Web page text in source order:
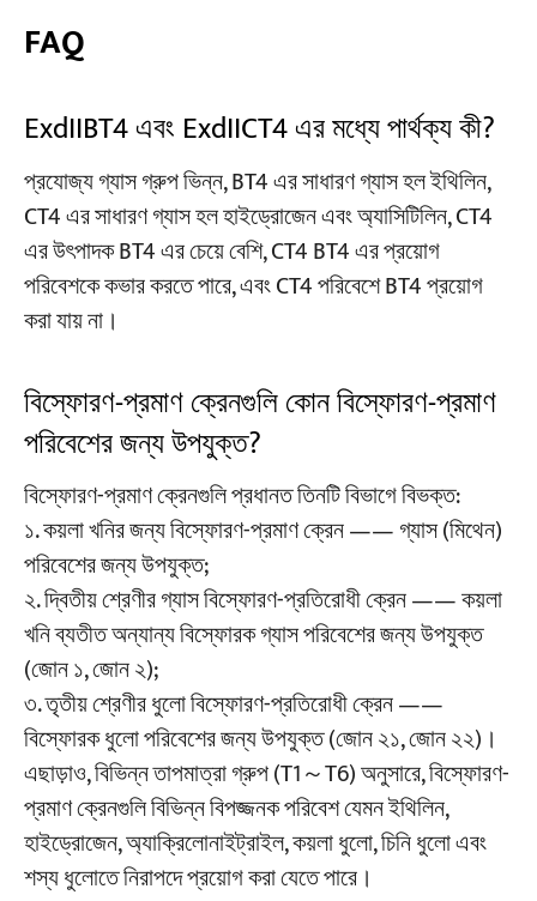
FAQ
ExdIIBT4 এবং ExdIICT4 এর মধ্যে পার্থক্য কী?
প্রযোজ্য গ্যাস গ্রুপ ভিন্ন, BT4 এর সাধারণ গ্যাস হল ইথিলিন,
CT4 এর সাধারণ গ্যাস হল হাইড্রোজেন এবং অ্যাসিটিলিন, CT4
এর উৎপাদক BT4 এর চেয়ে বেশি, CT4 BT4 এর প্রয়োগ
পরিবেশকে কভার করতে পারে, এবং CT4 পরিবেশে BT4 প্রয়োগ
করা যায় না।
বিস্ফোরণ-প্রমাণ ক্রেনগুলি কোন বিস্ফোরণ-প্রমাণ
পরিবেশের জন্য উপযুক্ত?
বিস্ফোরণ-প্রমাণ ক্রেনগুলি প্রধানত তিনটি বিভাগে বিভক্ত:
১. কয়লা খনির জন্য বিস্ফোরণ-প্রমাণ ক্রেন —— গ্যাস (মিথেন)
পরিবেশের জন্য উপযুক্ত;
২. দ্বিতীয় শ্রেণীর গ্যাস বিস্ফোরণ-প্রতিরোধী ক্রেন —— কয়লা
খনি ব্যতীত অন্যান্য বিস্ফোরক গ্যাস পরিবেশের জন্য উপযুক্ত
(জোন ১, জোন ২);
৩. তৃতীয় শ্রেণীর ধুলো বিস্ফোরণ-প্রতিরোধী ক্রেন ——
বিস্ফোরক ধুলো পরিবেশের জন্য উপযুক্ত (জোন ২১, জোন ২২)।
এছাড়াও, বিভিন্ন তাপমাত্রা গ্রুপ (T1～T6) অনুসারে, বিস্ফোরণ-
প্রমাণ ক্রেনগুলি বিভিন্ন বিপজ্জনক পরিবেশ যেমন ইথিলিন,
হাইড্রোজেন, অ্যাক্রিলোনাইট্রাইল, কয়লা ধুলো, চিনি ধুলো এবং
শস্য ধুলোতে নিরাপদে প্রয়োগ করা যেতে পারে।